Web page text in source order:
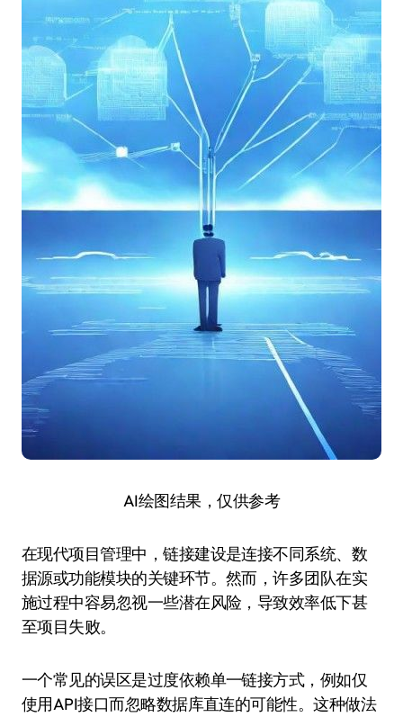
AI绘图结果，仅供参考
在现代项目管理中，链接建设是连接不同系统、数
据源或功能模块的关键环节。然而，许多团队在实
施过程中容易忽视一些潜在风险，导致效率低下甚
至项目失败。
一个常见的误区是过度依赖单一链接方式，例如仅
使用API接口而忽略数据库直连的可能性。这种做法